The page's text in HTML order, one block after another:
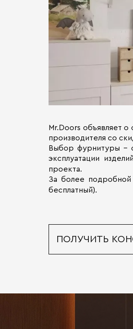
Mr.Doors объявляет
производителя со
Выбор фурнитуры -
эксплуатации
проекта.
За более
бесплатный).
ПОЛУЧИТЬ